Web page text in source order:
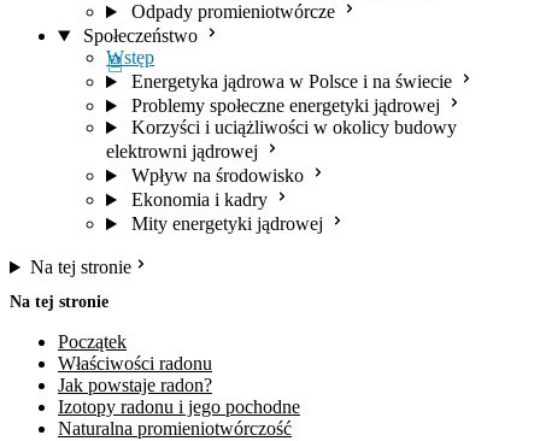
Odpady promieniotwórcze
Społeczeństwo
Wstęp
Energetyka jądrowa w Polsce i na świecie
Problemy społeczne energetyki jądrowej
Korzyści i uciążliwości w okolicy budowy
elektrowni jądrowej
Wpływ na środowisko
Ekonomia i kadry
Mity energetyki jądrowej
Na tej stronie
Na tej stronie
Początek
Właściwości radonu
Jak powstaje radon?
Izotopy radonu i jego pochodne
Naturalna promieniotwórczość